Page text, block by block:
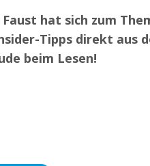
hat sich zum
Tipps direkt aus
beim Lesen!